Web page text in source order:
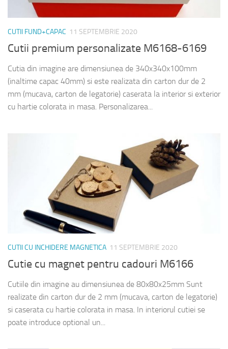
CUTII FUND+CAPAC 11 SEPTEMBRIE 2020
Cutii premium personalizate M6168-6169
Cutia din imagine are dimensiunea de 340x340x100mm
(inaltime capac 40mm) si este realizata din carton dur de 2
mm (mucava, carton de legatorie) caserata la interior si exterior
cu hartie colorata in masa. Personalizarea...
CUTII CU INCHIDERE MAGNETICA 11 SEPTEMBRIE 2020
Cutie cu magnet pentru cadouri M6166
Cutiile din imagine au dimensiunea de 80x80x25mm Sunt
realizate din carton dur de 2 mm (mucava, carton de legatorie)
si caserata cu hartie colorata in masa. In interiorul cutiei se
poate introduce optional un...